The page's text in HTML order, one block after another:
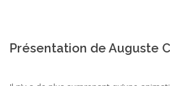
Présentation de Auguste